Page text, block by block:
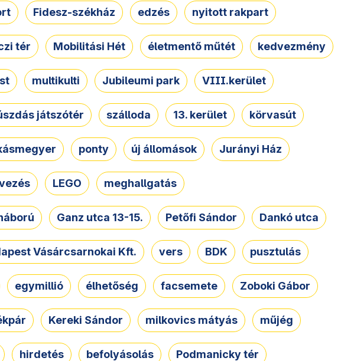
Fidesz-székház edzés nyitott rakpart
tér Mobilitási Hét életmentő műtét kedvezmény
multikulti Jubileumi park VIII.kerület
játszótér szálloda 13. kerület körvasút
ponty új állomások Jurányi Ház
LEGO meghallgatás
Ganz utca 13-15. Petőfi Sándor Dankó utca
Vásárcsarnokai Kft. vers BDK pusztulás
egymillió élhetőség facsemete Zoboki Gábor
Kereki Sándor milkovics mátyás műjég
hirdetés befolyásolás Podmanicky tér